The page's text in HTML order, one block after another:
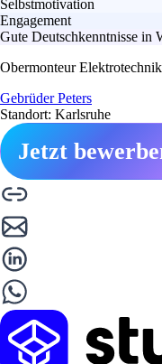
Selbstmotivation
Engagement
Gute Deutschkenntnisse in
Obermonteur
Gebrüder Peters
Standort: Karlsruhe
Jetzt